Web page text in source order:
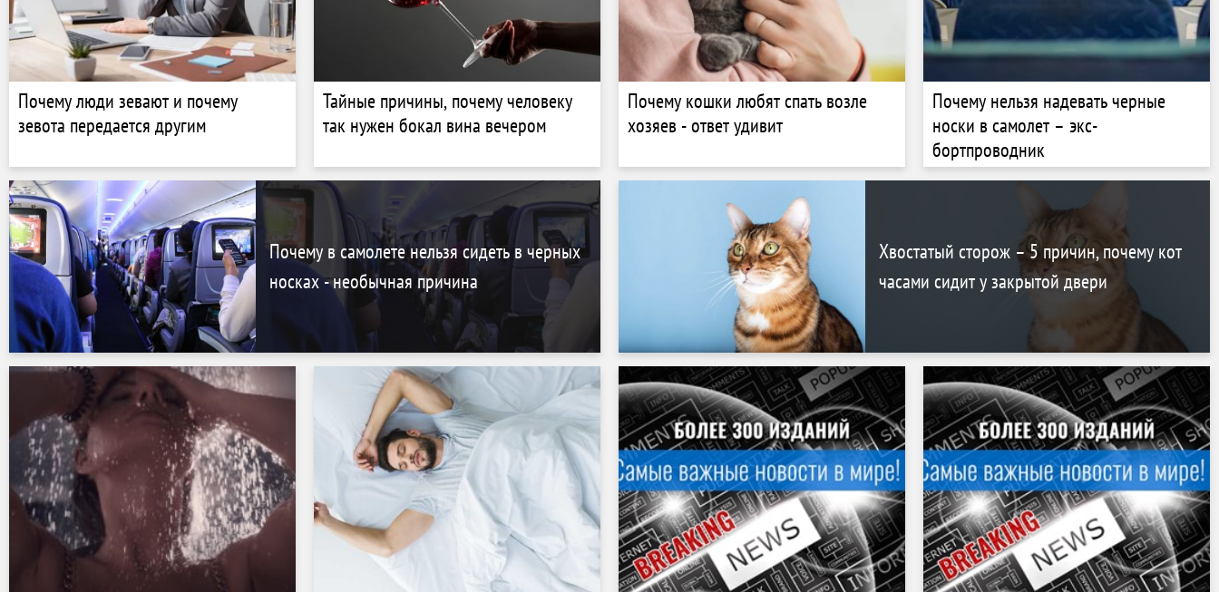
Почему люди зевают и почему
зевота передается другим
Тайные причины, почему человеку
так нужен бокал вина вечером
Почему кошки любят спать возле
хозяев - ответ удивит
Почему нельзя надевать черные
носки в самолет – экс-
бортпроводник
Почему в самолете нельзя сидеть в черных
носках - необычная причина
Хвостатый сторож – 5 причин, почему кот
часами сидит у закрытой двери